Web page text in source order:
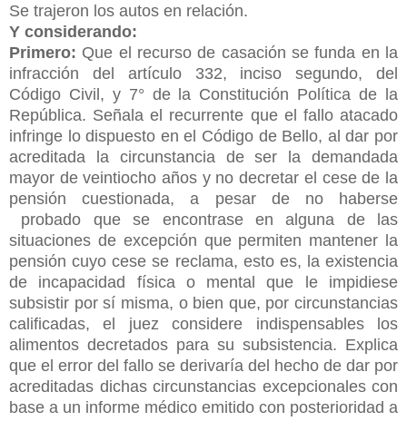
Se trajeron los autos en relación.
Y considerando:
Primero: Que el recurso de casación se funda en la
infracción del artículo 332, inciso segundo, del
Código Civil, y 7° de la Constitución Política de la
República. Señala el recurrente que el fallo atacado
infringe lo dispuesto en el Código de Bello, al dar por
acreditada la circunstancia de ser la demandada
mayor de veintiocho años y no decretar el cese de la
pensión cuestionada, a pesar de no haberse
probado que se encontrase en alguna de las
situaciones de excepción que permiten mantener la
pensión cuyo cese se reclama, esto es, la existencia
de incapacidad física o mental que le impidiese
subsistir por sí misma, o bien que, por circunstancias
calificadas, el juez considere indispensables los
alimentos decretados para su subsistencia. Explica
que el error del fallo se derivaría del hecho de dar por
acreditadas dichas circunstancias excepcionales con
base a un informe médico emitido con posterioridad a